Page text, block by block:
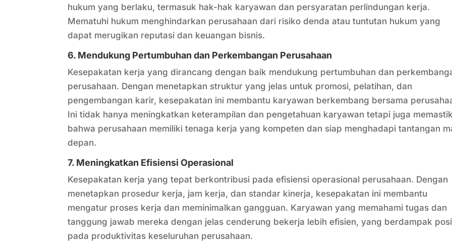
hukum yang berlaku, termasuk hak-hak karyawan dan persyaratan perlindungan kerja.
Mematuhi hukum menghindarkan perusahaan dari risiko denda atau tuntutan hukum yang
dapat merugikan reputasi dan keuangan bisnis.
6. Mendukung Pertumbuhan dan Perkembangan Perusahaan
Kesepakatan kerja yang dirancang dengan baik mendukung pertumbuhan dan
perusahaan. Dengan menetapkan struktur yang jelas untuk promosi, pelatihan, dan
pengembangan karir, kesepakatan ini membantu karyawan berkembang bersama
Ini tidak hanya meningkatkan keterampilan dan pengetahuan karyawan tetapi juga
bahwa perusahaan memiliki tenaga kerja yang kompeten dan siap menghadapi tantangan
depan.
7. Meningkatkan Efisiensi Operasional
Kesepakatan kerja yang tepat berkontribusi pada efisiensi operasional perusahaan. Dengan
menetapkan prosedur kerja, jam kerja, dan standar kinerja, kesepakatan ini membantu
mengatur proses kerja dan meminimalkan gangguan. Karyawan yang memahami tugas dan
tanggung jawab mereka dengan jelas cenderung bekerja lebih efisien, yang berdampak
pada produktivitas keseluruhan perusahaan.